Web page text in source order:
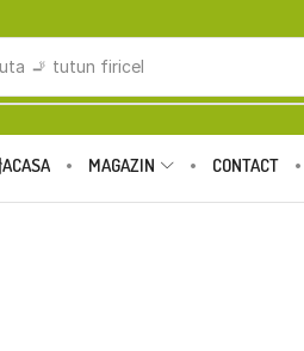
🚬 tutun firicel
ACASA MAGAZIN CONTACT